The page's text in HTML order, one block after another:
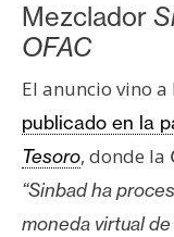
s
d
e
r
e
n
s
Mezclador
OFAC
El anuncio vino a
publicado en la
Tesoro, donde la
“Sinbad ha
moneda virtual